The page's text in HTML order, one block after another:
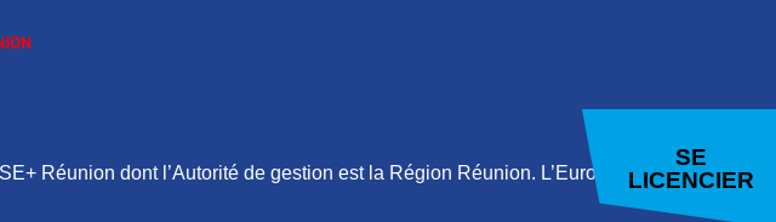
SE
LICENCIER
Réunion dont l’Autorité de gestion est la Région Réunion. L’Europe